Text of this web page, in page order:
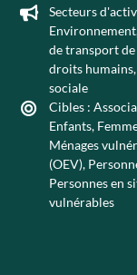
Secteurs
de transport
droits humains
sociale
Cibles :
Enfants,
Ménages
(OEV),
Personnes en
vulnérables